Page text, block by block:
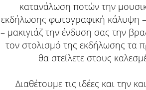
κατανάλωση ποτών την
εκδήλωσης φωτογραφική κάλυψη
– μακιγιάζ την ένδυση σας την
τον στολισμό της εκδήλωσης τα
θα στείλετε στους
Διαθέτουμε τις ιδέες και την